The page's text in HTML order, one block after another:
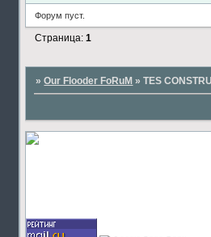
Форум пуст.
Страница:1
»Our Flooder FoRuM »TES